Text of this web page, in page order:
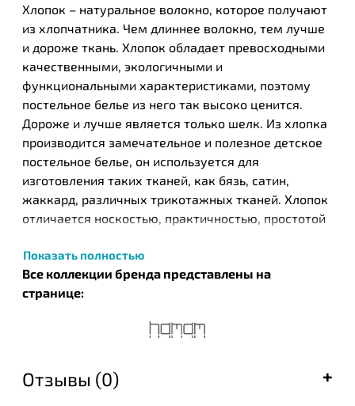
Хлопок – натуральное волокно, которое получают
из хлопчатника. Чем длиннее волокно, тем лучше
и дороже ткань. Хлопок обладает превосходными
качественными, экологичными и
функциональными характеристиками, поэтому
постельное белье из него так высоко ценится.
Дороже и лучше является только шелк. Из хлопка
производится замечательное и полезное детское
постельное белье, он используется для
изготовления таких тканей, как бязь, сатин,
жаккард, различных трикотажных тканей. Хлопок
отличается носкостью, практичностью, простотой
обеспечивает приятный и комфортный отдых.
известных на то время компании ЕКЕ и турецкого
банных полотенец, постельного белья и халатов,
Показать полностью
Все коллекции бренда представлены на
странице:
Отзывы (0)